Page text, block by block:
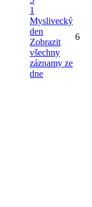
1
Myslivecký
den
Zobrazit
všechny
záznamy ze
dne
6